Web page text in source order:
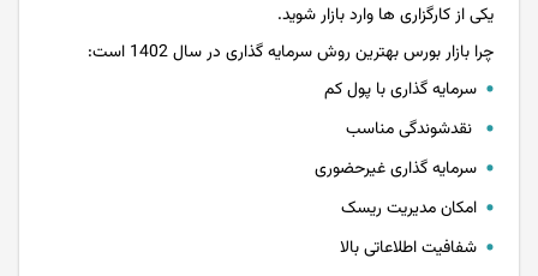
یکی از کارگزاری ها وارد بازار شوید.
چرا بازار بورس بهترین روش سرمایه گذاری در سال 1402 است:
سرمایه گذاری با پول کم
نقدشوندگی مناسب
سرمایه گذاری غیرحضوری
امکان مدیریت ریسک
شفافیت اطلاعاتی بالا